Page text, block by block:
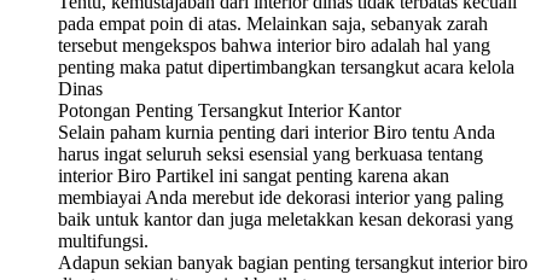
pada empat poin di atas. Melainkan saja, sebanyak zarah
tersebut mengekspos bahwa interior biro adalah hal yang
penting maka patut dipertimbangkan tersangkut acara kelola
Dinas
Potongan Penting Tersangkut Interior Kantor
Selain paham kurnia penting dari interior Biro tentu Anda
harus ingat seluruh seksi esensial yang berkuasa tentang
interior Biro Partikel ini sangat penting karena akan
membiayai Anda merebut ide dekorasi interior yang paling
baik untuk kantor dan juga meletakkan kesan dekorasi yang
multifungsi.
Adapun sekian banyak bagian penting tersangkut interior biro